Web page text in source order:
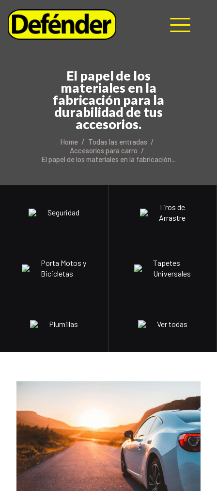
El papel de los
materiales en la
fabricación para la
durabilidad de tus
accesorios.
Home
Todas las entradas
Accesorios para carro
El papel de los materiales en la fabricación...
Seguridad
Tiros de
Arrastre
Porta Motos y
Bicicletas
Tapetes
Universales
Plumillas Ver todas
NOSOTROS
PRODUCTOS
MANUALES
CONTACTO